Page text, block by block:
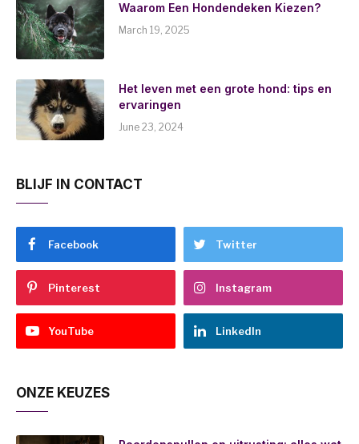
Waarom Een Hondendeken Kiezen?
March 19, 2025
Het leven met een grote hond: tips en
ervaringen
June 23, 2024
BLIJF IN CONTACT
Facebook Twitter
Pinterest Instagram
YouTube LinkedIn
ONZE KEUZES